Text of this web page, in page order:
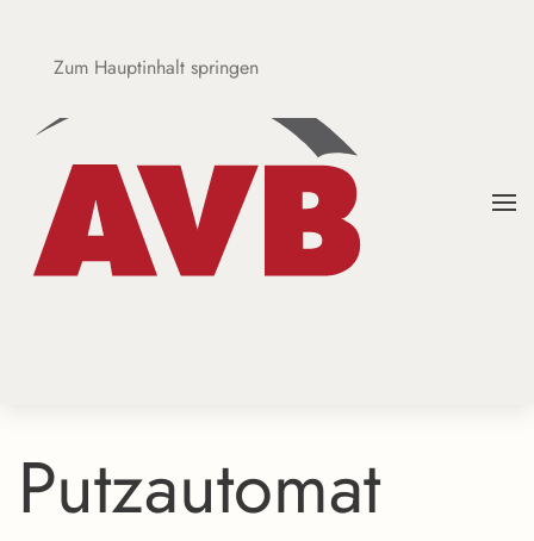
Zum Hauptinhalt springen
Putzautomat